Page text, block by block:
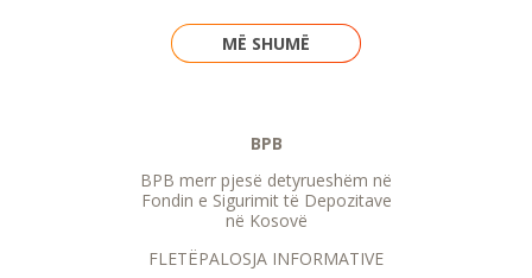
MË SHUMË
BPB
BPB merr pjesë detyrueshëm në
Fondin e Sigurimit të Depozitave
në Kosovë
FLETËPALOSJA INFORMATIVE